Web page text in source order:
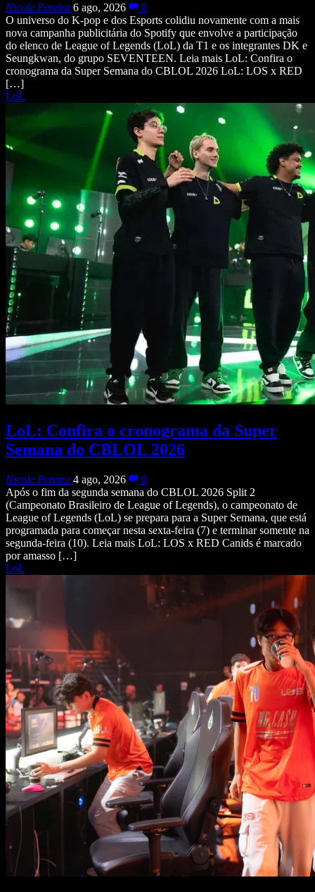
Nicole Pereira 6 ago, 2026
0
O universo do K-pop e dos Esports colidiu novamente com a mais
nova campanha publicitária do Spotify que envolve a participação
do elenco de League of Legends (LoL) da T1 e os integrantes DK e
Seungkwan, do grupo SEVENTEEN. Leia mais LoL: Confira o
cronograma da Super Semana do CBLOL 2026 LoL: LOS x RED
[…]
LoL
LoL: Confira o cronograma da Super
Semana do CBLOL 2026
Nicole Pereira 4 ago, 2026
0
Após o fim da segunda semana do CBLOL 2026 Split 2
(Campeonato Brasileiro de League of Legends), o campeonato de
League of Legends (LoL) se prepara para a Super Semana, que está
programada para começar nesta sexta-feira (7) e terminar somente na
segunda-feira (10). Leia mais LoL: LOS x RED Canids é marcado
por amasso […]
LoL